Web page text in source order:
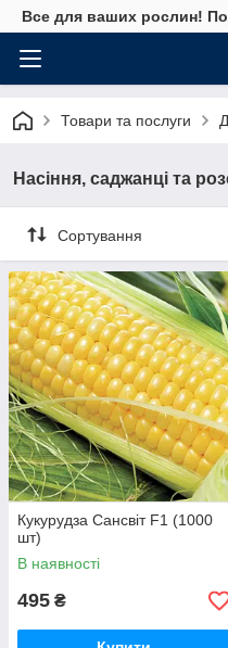
Все для ваших рослин!
Товари та послуги
Насіння, саджанці та
Сортування
Кукурудза Сансвіт F1 (1000
шт)
В наявності
495 ₴